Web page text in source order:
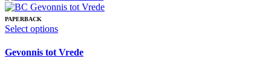
PAPERBACK
Select optionsThis
has
Gevonnis tot Vrede